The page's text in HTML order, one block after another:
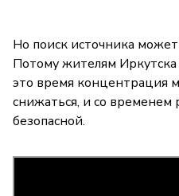
Но поиск источника
Потому жителям Иркутска
это время концентрация
снижаться, и со временем
безопасной.